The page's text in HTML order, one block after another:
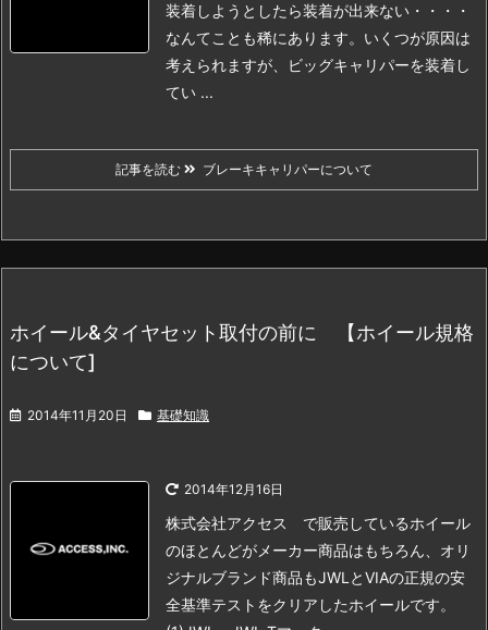
装着しようとしたら装着が出来ない・・・・
なんてことも稀にあります。 いくつが原因は
考えられますが、
ビッグキャリパーを装着し
てい ...
記事を読む ブレーキキャリパーについて
ホイール&タイヤセット取付の前に 【ホイール規格
について]
2014年11月20日 基礎知識
2014年12月16日
株式会社アクセス で販売しているホイール
のほとんどが メーカー商品はもちろん、オリ
ジナルブランド商品もJWLとVIAの正規の安
全基準テストをクリアしたホイールです。